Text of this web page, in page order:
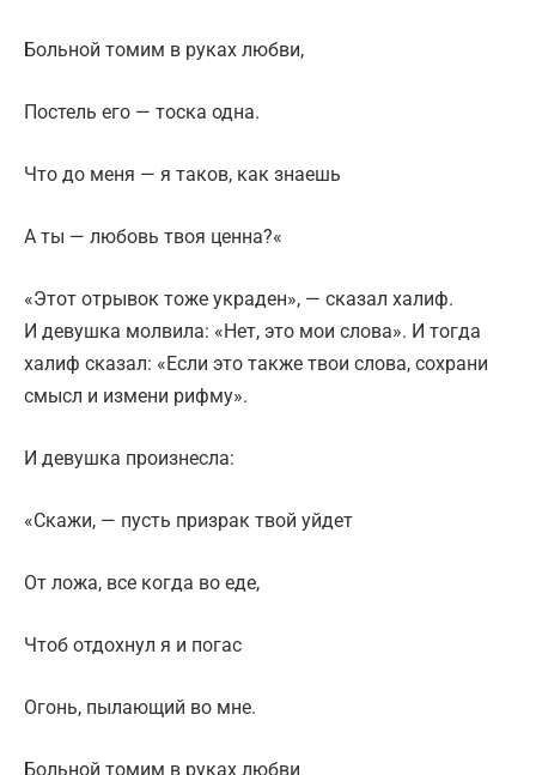
Больной томим в руках любви,
Постель его — тоска одна.
Что до меня — я таков, как знаешь
А ты — любовь твоя ценна?«
«Этот отрывок тоже украден», — сказал халиф.
И девушка молвила: «Нет, это мои слова». И тогда
халиф сказал: «Если это также твои слова, сохрани
смысл и измени рифму».
И девушка произнесла:
«Скажи, — пусть призрак твой уйдет
От ложа, все когда во еде,
Чтоб отдохнул я и погас
Огонь, пылающий во мне.
Больной томим в руках любви